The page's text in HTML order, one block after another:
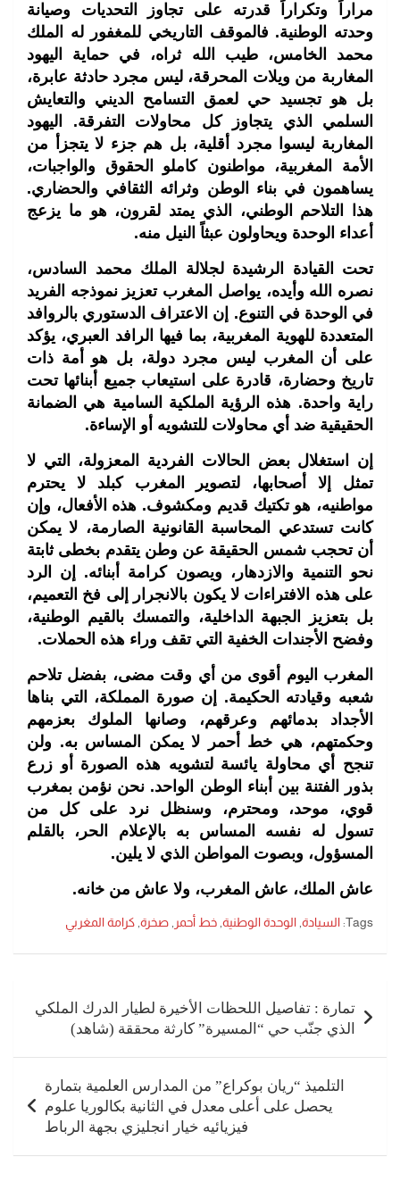
مراراً وتكراراً قدرته على تجاوز التحديات وصيانة
وحدته الوطنية. فالموقف التاريخي للمغفور له الملك
محمد الخامس، طيب الله ثراه، في حماية اليهود
المغاربة من ويلات المحرقة، ليس مجرد حادثة عابرة،
بل هو تجسيد حي لعمق التسامح الديني والتعايش
السلمي الذي يتجاوز كل محاولات التفرقة. اليهود
المغاربة ليسوا مجرد أقلية، بل هم جزء لا يتجزأ من
الأمة المغربية، مواطنون كاملو الحقوق والواجبات،
يساهمون في بناء الوطن وثرائه الثقافي والحضاري.
هذا التلاحم الوطني، الذي يمتد لقرون، هو ما يزعج
أعداء الوحدة ويحاولون عبثاً النيل منه.
تحت القيادة الرشيدة لجلالة الملك محمد السادس،
نصره الله وأيده، يواصل المغرب تعزيز نموذجه الفريد
في الوحدة في التنوع. إن الاعتراف الدستوري بالروافد
المتعددة للهوية المغربية، بما فيها الرافد العبري، يؤكد
على أن المغرب ليس مجرد دولة، بل هو أمة ذات
تاريخ وحضارة، قادرة على استيعاب جميع أبنائها تحت
راية واحدة. هذه الرؤية الملكية السامية هي الضمانة
الحقيقية ضد أي محاولات للتشويه أو الإساءة.
إن استغلال بعض الحالات الفردية المعزولة، التي لا
تمثل إلا أصحابها، لتصوير المغرب كبلد لا يحترم
مواطنيه، هو تكتيك قديم ومكشوف. هذه الأفعال، وإن
كانت تستدعي المحاسبة القانونية الصارمة، لا يمكن
أن تحجب شمس الحقيقة عن وطن يتقدم بخطى ثابتة
نحو التنمية والازدهار، ويصون كرامة أبنائه. إن الرد
على هذه الافتراءات لا يكون بالانجرار إلى فخ التعميم،
بل بتعزيز الجبهة الداخلية، والتمسك بالقيم الوطنية،
وفضح الأجندات الخفية التي تقف وراء هذه الحملات.
المغرب اليوم أقوى من أي وقت مضى، بفضل تلاحم
شعبه وقيادته الحكيمة. إن صورة المملكة، التي بناها
الأجداد بدمائهم وعرقهم، وصانها الملوك بعزمهم
وحكمتهم، هي خط أحمر لا يمكن المساس به. ولن
تنجح أي محاولة يائسة لتشويه هذه الصورة أو زرع
بذور الفتنة بين أبناء الوطن الواحد. نحن نؤمن بمغرب
قوي، موحد، ومحترم، وسنظل نرد على كل من
تسول له نفسه المساس به بالإعلام الحر، بالقلم
المسؤول، وبصوت المواطن الذي لا يلين.
عاش الملك، عاش المغرب، ولا عاش من خانه.
Tags: السيادة, الوحدة الوطنية, خط أحمر , صخرة, كرامة المغربي
المقالاتتمارة : تفاصيل اللحظات الأخيرة لطيار الدرك الملكي
الذي جنّب حي “المسيرة” كارثة محققة (شاهد)
التلميذ “ريان بوكراع” من المدارس العلمية بتمارة
يحصل على أعلى معدل في الثانية بكالوريا علوم
فيزيائيه خيار انجليزي بجهة الرباط